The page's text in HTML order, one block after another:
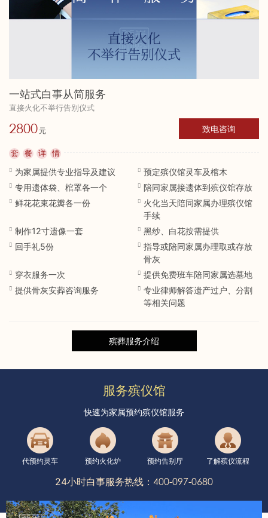
一站式白事从简服务
直接火化不举行告别仪式
2800 致电咨询
套 餐 详 情
为家属提供专业指导及建议
预定殡仪馆灵车及棺木
专用遗体袋、棺罩各一个
陪同家属接遗体到殡仪馆存放
鲜花花束花瓣各一份
火化当天陪同家属办理殡仪馆
手续
制作12寸遗像一套
黑纱、白花按需提供
回手礼5份
指导或陪同家属办理取或存放
骨灰
穿衣服务一次
提供免费班车陪同家属选墓地
提供骨灰安葬咨询服务
专业律师解答遗产过户、分割
等相关问题
殡葬服务介绍
服务殡仪馆
快速为家属预约殡仪馆服务
代预约灵车 预约火化炉 预约告别厅 了解殡仪流程
24小时白事服务热线： 400-097-0680